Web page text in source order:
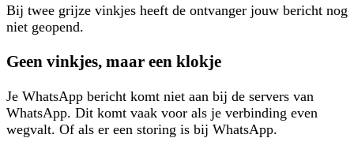
Bij twee grijze vinkjes heeft de ontvanger jouw bericht nog
niet geopend.
Geen vinkjes, maar een klokje
Je WhatsApp bericht komt niet aan bij de servers van
WhatsApp. Dit komt vaak voor als je verbinding even
wegvalt. Of als er een storing is bij WhatsApp.